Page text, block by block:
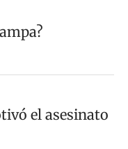
el asesinato